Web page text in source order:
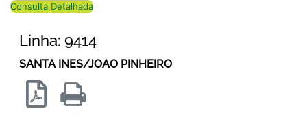
Consulta Detalhada
Linha: 9414
SANTA INES/JOAO PINHEIRO